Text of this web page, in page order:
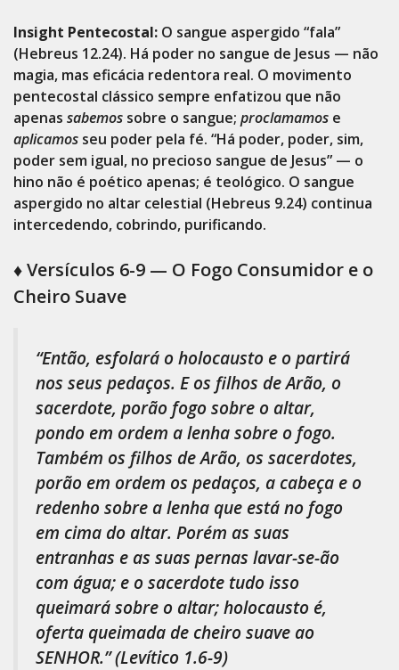
Insight Pentecostal: O sangue aspergido “fala”
(Hebreus 12.24). Há poder no sangue de Jesus — não
magia, mas eficácia redentora real. O movimento
pentecostal clássico sempre enfatizou que não
apenas sabemos sobre o sangue; proclamamos e
aplicamos seu poder pela fé. “Há poder, poder, sim,
poder sem igual, no precioso sangue de Jesus” — o
hino não é poético apenas; é teológico. O sangue
aspergido no altar celestial (Hebreus 9.24) continua
intercedendo, cobrindo, purificando.
♦️ Versículos 6-9 — O Fogo Consumidor e o
Cheiro Suave
“Então, esfolará o holocausto e o partirá
nos seus pedaços. E os filhos de Arão, o
sacerdote, porão fogo sobre o altar,
pondo em ordem a lenha sobre o fogo.
Também os filhos de Arão, os sacerdotes,
porão em ordem os pedaços, a cabeça e o
redenho sobre a lenha que está no fogo
em cima do altar. Porém as suas
entranhas e as suas pernas lavar-se-ão
com água; e o sacerdote tudo isso
queimará sobre o altar; holocausto é,
oferta queimada de cheiro suave ao
SENHOR.”(Levítico 1.6-9)